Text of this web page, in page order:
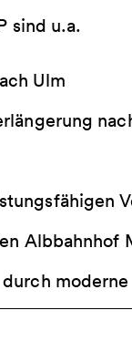
sind u.a.
Ulm
Albbahnhof